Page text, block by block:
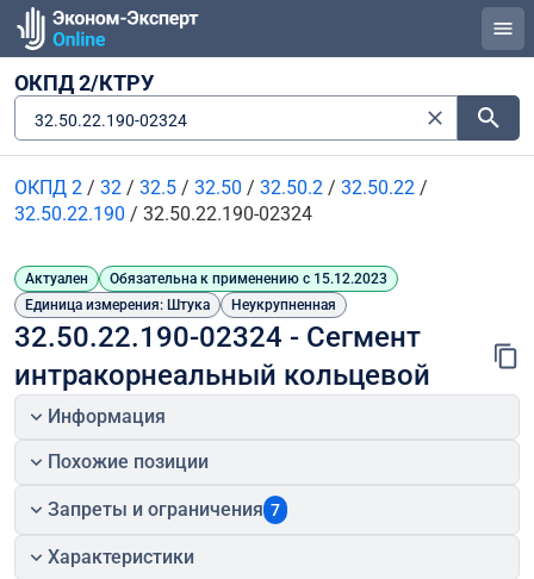
ОКПД 2/КТРУ
32.50.22.190-02324
ОКПД 2 / 32 / 32.5 / 32.50 / 32.50.2 / 32.50.22 /
32.50.22.190 / 32.50.22.190-02324
Актуален
Обязательна к применению с 15.12.2023
Единица измерения: Штука
Неукрупненная
32.50.22.190-02324 - Сегмент
интракорнеальный кольцевой
Информация
Похожие позиции
Запреты и ограничения 7
Характеристики